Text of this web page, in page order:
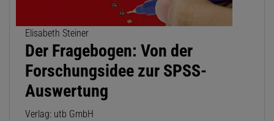
Elisabeth Steiner
Der Fragebogen: Von der
Forschungsidee zur SPSS-
Auswertung
Verlag: utb GmbH